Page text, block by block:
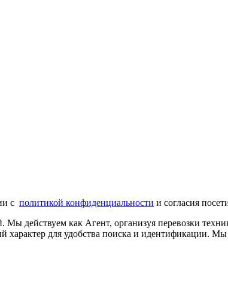
с политикой конфиденциальности и согласия
действуем как Агент, организуя перевозки
для удобства поиска и идентификации.